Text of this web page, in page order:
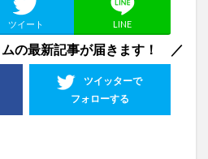
ツイート LINE
の最新記事が届きます！ ／
ツイッターで
フォローする